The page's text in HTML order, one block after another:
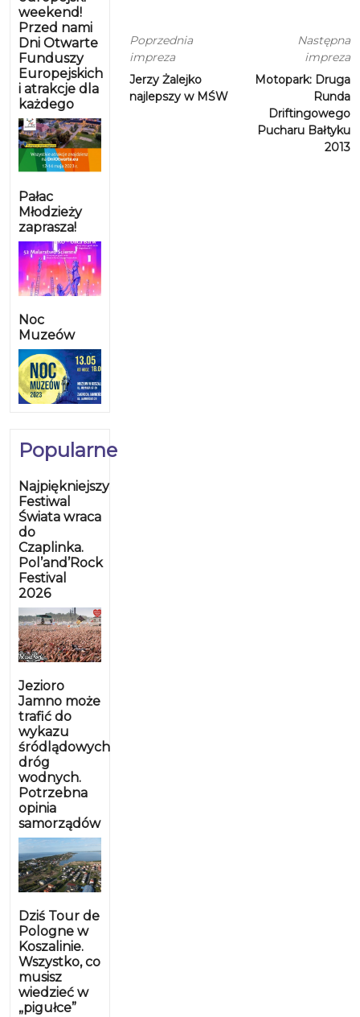
weekend!
Przed nami
Dni Otwarte
Funduszy
Europejskich
i atrakcje dla
każdego
Pałac
Młodzieży
zaprasza!
Noc
Muzeów
Popularne
Najpiękniejszy
Festiwal
Świata wraca
do
Czaplinka.
Pol’and’Rock
Festival
2026
Jezioro
Jamno może
trafić do
wykazu
śródlądowych
dróg
wodnych.
Potrzebna
opinia
samorządów
Dziś Tour de
Pologne w
Koszalinie.
Wszystko, co
musisz
wiedzieć w
„pigułce”
Poprzednia
impreza
Jerzy Żalejko
najlepszy w MŚW
Następna
impreza
Motopark: Druga
Runda
Driftingowego
Pucharu Bałtyku
2013